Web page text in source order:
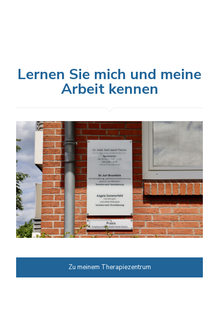
und meine Arbeit kennen.
Lernen Sie mich und meine
Arbeit kennen
Zu meinem Therapiezentrum